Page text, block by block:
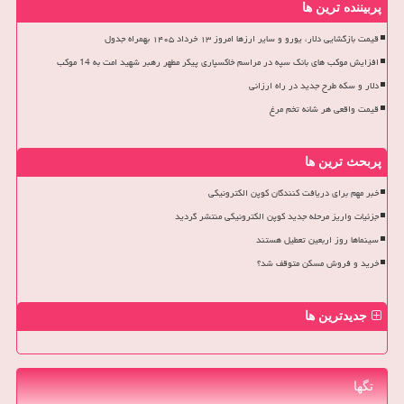
پربیننده ترین ها
قیمت بازگشایی دلار، یورو و سایر ارزها امروز ۱۳ خرداد ۱۴۰۵ بهمراه جدول
افزایش موکب های بانک سپه در مراسم خاکسپاری پیکر مطهر رهبر شهید امت به 14 موکب
دلار و سکه طرح جدید در راه ارزانی
قیمت واقعی هر شانه تخم مرغ
پربحث ترین ها
خبر مهم برای دریافت کنندگان کوپن الکترونیکی
جزئیات واریز مرحله جدید کوپن الکترونیکی منتشر گردید
سینماها روز اربعین تعطیل هستند
خرید و فروش مسکن متوقف شد؟
جدیدترین ها
تگها